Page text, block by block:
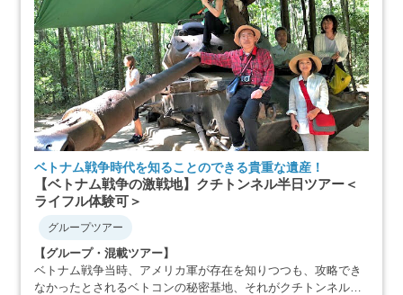
ベトナム戦争時代を知ることのできる貴重な遺産！
【ベトナム戦争の激戦地】クチトンネル半日ツアー＜
ライフル体験可＞
グループツアー
【グループ・混載ツアー】
ベトナム戦争当時、アメリカ軍が存在を知りつつも、攻略でき
なかったとされるベトコンの秘密基地、それがクチトンネルで